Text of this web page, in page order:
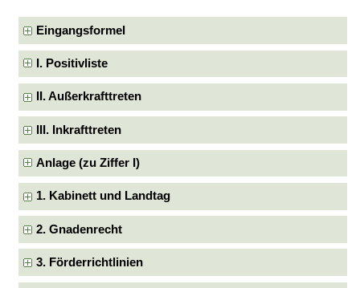
Eingangsformel
I. Positivliste
II. Außerkrafttreten
III. Inkrafttreten
Anlage (zu Ziffer I)
1. Kabinett und Landtag
2. Gnadenrecht
3. Förderrichtlinien